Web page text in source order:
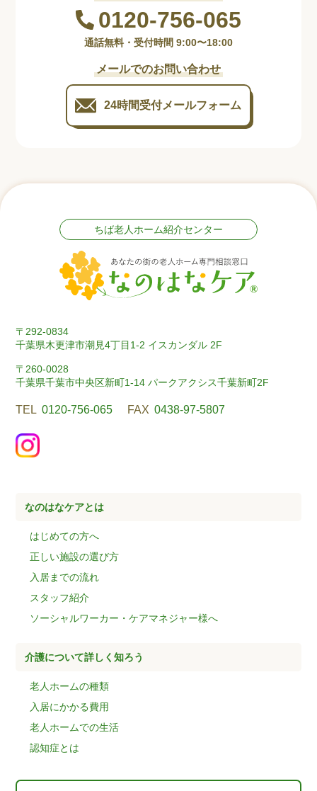
0120-756-065
通話無料・受付時間 9:00〜18:00
メールでのお問い合わせ
24時間受付メールフォーム
ちば老人ホーム紹介センター
〒292-0834
千葉県木更津市潮見4丁目1-2 イスカンダル 2F
〒260-0028
千葉県千葉市中央区新町1-14 パークアクシス千葉新町2F
TEL 0120-756-065 FAX 0438-97-5807
なのはなケアとは
はじめての方へ
正しい施設の選び方
入居までの流れ
スタッフ紹介
ソーシャルワーカー・ケアマネジャー様へ
介護について詳しく知ろう
老人ホームの種類
入居にかかる費用
老人ホームでの生活
認知症とは